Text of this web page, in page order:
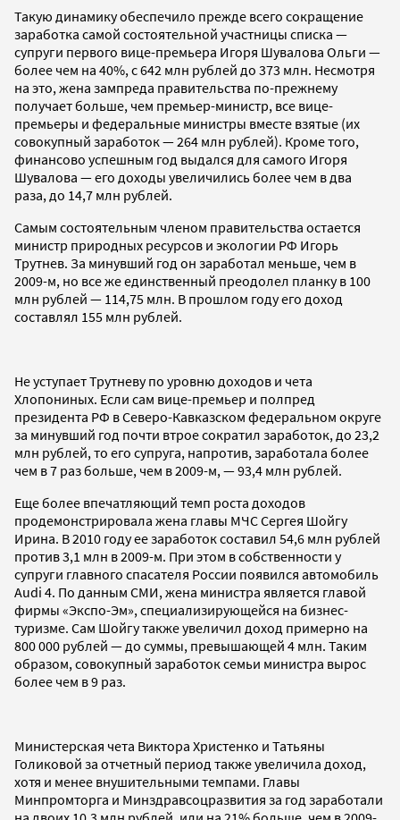
Такую динамику обеспечило прежде всего сокращение
заработка самой состоятельной участницы списка —
супруги первого вице-премьера Игоря Шувалова Ольги —
более чем на 40%, с 642 млн рублей до 373 млн. Несмотря
на это, жена зампреда правительства по-прежнему
получает больше, чем премьер-министр, все вице-
премьеры и федеральные министры вместе взятые (их
совокупный заработок — 264 млн рублей). Кроме того,
финансово успешным год выдался для самого Игоря
Шувалова — его доходы увеличились более чем в два
раза, до 14,7 млн рублей.
Самым состоятельным членом правительства остается
министр природных ресурсов и экологии РФ Игорь
Трутнев. За минувший год он заработал меньше, чем в
2009-м, но все же единственный преодолел планку в 100
млн рублей — 114,75 млн. В прошлом году его доход
составлял 155 млн рублей.
Не уступает Трутневу по уровню доходов и чета
Хлопониных. Если сам вице-премьер и полпред
президента РФ в Северо-Кавказском федеральном округе
за минувший год почти втрое сократил заработок, до 23,2
млн рублей, то его супруга, напротив, заработала более
чем в 7 раз больше, чем в 2009-м, — 93,4 млн рублей.
Еще более впечатляющий темп роста доходов
продемонстрировала жена главы МЧС Сергея Шойгу
Ирина. В 2010 году ее заработок составил 54,6 млн рублей
против 3,1 млн в 2009-м. При этом в собственности у
супруги главного спасателя России появился автомобиль
Audi 4. По данным СМИ, жена министра является главой
фирмы «Экспо-Эм», специализирующейся на бизнес-
туризме. Сам Шойгу также увеличил доход примерно на
800 000 рублей — до суммы, превышающей 4 млн. Таким
образом, совокупный заработок семьи министра вырос
более чем в 9 раз.
Министерская чета Виктора Христенко и Татьяны
Голиковой за отчетный период также увеличила доход,
хотя и менее внушительными темпами. Главы
Минпромторга и Минздравсоцразвития за год заработали